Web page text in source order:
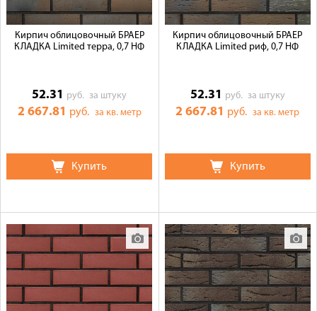
Кирпич облицовочный БРАЕР
КЛАДКА Limited терра, 0,7 НФ
52.31 руб.за штуку
2 667.81 руб. за кв. метр
Купить
Кирпич облицовочный БРАЕР
КЛАДКА Limited риф, 0,7 НФ
52.31 руб. за штуку
2 667.81 руб.за кв. метр
Купить